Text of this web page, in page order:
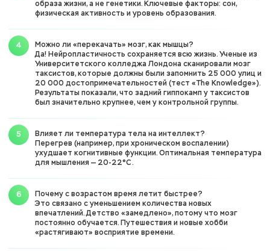
образа жизни, а не генетики. Ключевые факторы: сон,
физическая активность и уровень образования.
Можно ли «перекачать» мозг, как мышцы?
Да! Нейропластичность сохраняется всю жизнь. Ученые из
Университетского колледжа Лондона сканировали мозг
таксистов, которые должны были запомнить 25 000 улиц и
20 000 достопримечательностей (тест «The Knowledge»).
Результаты показали, что задний гиппокамп у таксистов
был значительно крупнее, чем у контрольной группы.
Влияет ли температура тела на интеллект?
Перегрев (например, при хроническом воспалении)
ухудшает когнитивные функции. Оптимальная температура
для мышления — 20-22°C.
Почему с возрастом время летит быстрее?
Это связано с уменьшением количества новых
впечатлений. Детство «замедлено», потому что мозг
постоянно обучается. Путешествия и новые хобби
«растягивают» восприятие времени.